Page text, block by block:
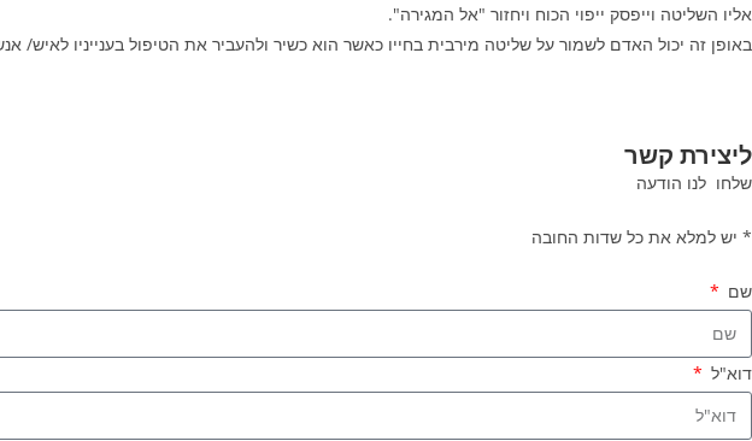
אליו השליטה וייפסק ייפוי הכוח ויחזור "אל המגירה".
באופן זה יכול האדם לשמור על שליטה מירבית בחייו כאשר הוא כשיר ולהעביר את הטיפול בענייניו לאיש/
ליצירת קשר
שלחו לנו הודעה
* יש למלא את כל שדות החובה
שם
דוא"ל